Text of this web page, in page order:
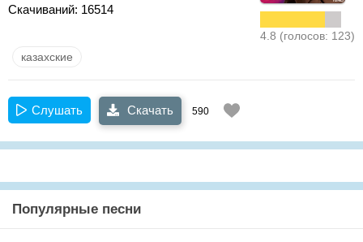
Скачиваний: 16514
4.8 (голосов: 123)
казахские
Слушать Скачать 590
Популярные песни